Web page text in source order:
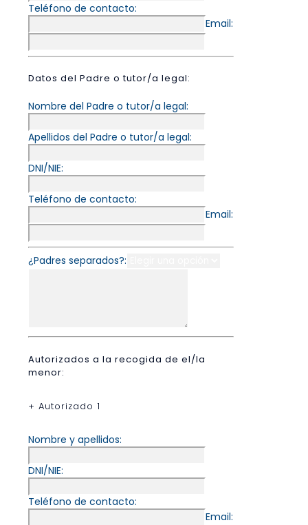
Teléfono de contacto:
Email:
Datos del Padre o tutor/a legal:
Nombre del Padre o tutor/a legal:
Apellidos del Padre o tutor/a legal:
DNI/NIE:
Teléfono de contacto:
Email:
¿Padres separados?:
Autorizados a la recogida de el/la
menor:
+ Autorizado 1
Nombre y apellidos:
DNI/NIE:
Teléfono de contacto:
Email: